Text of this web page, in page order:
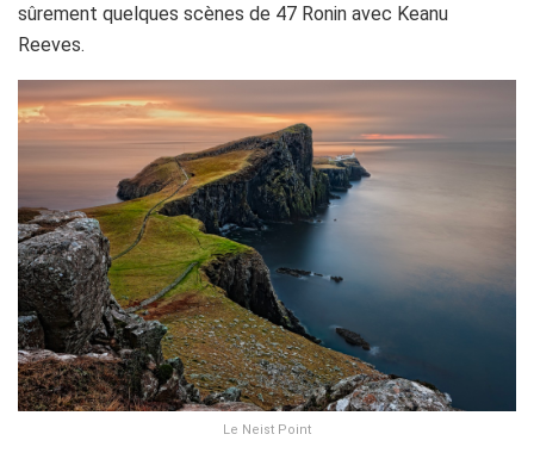
sûrement quelques scènes de 47 Ronin avec Keanu
Reeves.
Le Neist Point